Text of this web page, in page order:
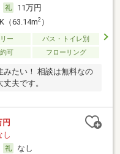
11万円
（63.14m2）
ー
バス・トイレ別
可 フローリング
みたい！ 相談は無料なの
夫です。
円
し
なし